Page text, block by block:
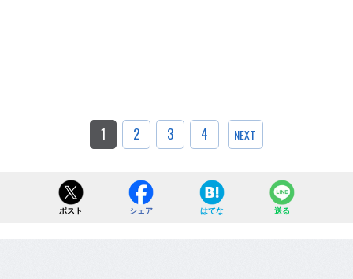
1 2 3 4 NEXT
ポスト シェア はてな 送る